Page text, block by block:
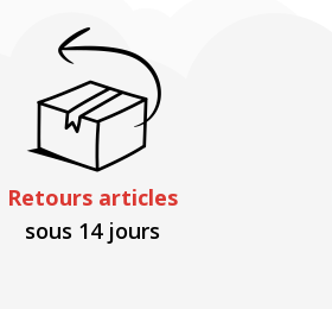
Retours articles
sous 14 jours